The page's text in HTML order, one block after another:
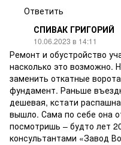
Ответить
СПИВАК ГРИГОРИЙ
10.06.2023 в 14:11
Ремонт и обустройство
насколько это возможно.
заменить откатные
фундамент. Раньше
дешевая, кстати
вышло. Сама по себе она
посмотришь – будто лет
консультантами «Завод